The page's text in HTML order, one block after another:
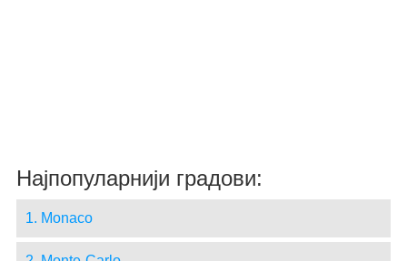
Најпопуларнији градови:
1. Monaco